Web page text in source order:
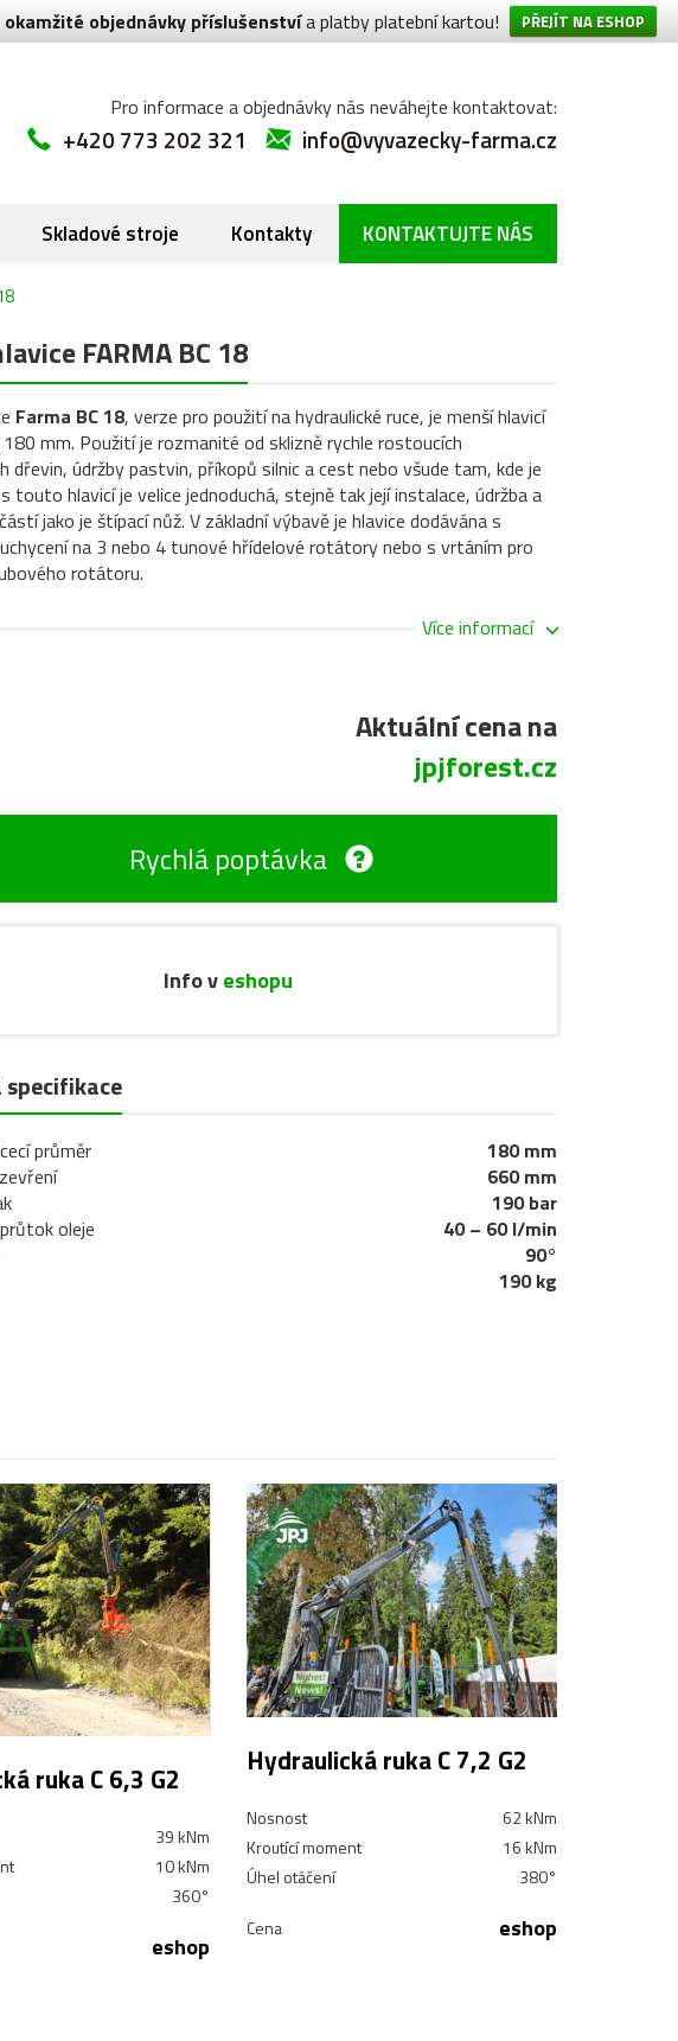
okamžité objednávky příslušenstvía platby platební kartou! PŘEJÍT NA ESHOP
Pro informace a objednávky nás neváhejte kontaktovat:
+420 773 202 321 info@vyvazecky-farma.cz
Skladové stroje Kontakty KONTAKTUJTE NÁS
FARMA BC 18
Farma BC 18, verze pro použití na hydraulické ruce, je menší hlavicí
mm. Použití je rozmanité od sklizně rychle rostoucích
dřevin, údržby pastvin, příkopů silnic a cest nebo všude tam, kde je
touto hlavicí je velice jednoduchá, stejně tak její instalace, údržba a
jako je štípací nůž. V základní výbavě je hlavice dodávána s
na 3 nebo 4 tunové hřídelové rotátory nebo s vrtáním pro
rotátoru.
Více informací
Aktuální cena na
jpjforest.cz
Rychlá poptávka
Info veshopu
specifikace
průměr
180 mm
660 mm
190 bar
oleje
40 – 60 l/min
90°
190 kg
ruka C 6,3 G2
39 kNm
10 kNm
360°
eshop
Hydraulická ruka C 7,2 G2
Nosnost
62 kNm
Kroutící moment
16 kNm
Úhel otáčení
380°
Cena eshop